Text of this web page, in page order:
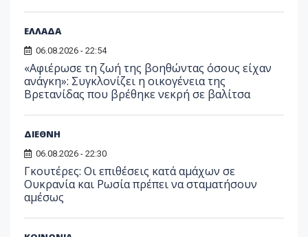
ΕΛΛΑΔΑ
06.08.2026 - 22:54
«Αφιέρωσε τη ζωή της βοηθώντας όσους είχαν
ανάγκη»: Συγκλονίζει η οικογένεια της
Βρετανίδας που βρέθηκε νεκρή σε βαλίτσα
ΔΙΕΘΝΗ
06.08.2026 - 22:30
Γκουτέρες: Οι επιθέσεις κατά αμάχων σε
Ουκρανία και Ρωσία πρέπει να σταματήσουν
αμέσως